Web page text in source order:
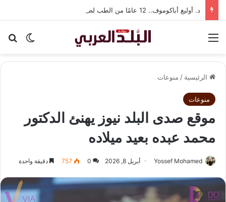
الوضع
الرئيسية / منوعات
منوعات
موقع صدى البلد نيوز يهنئ الدكتور
محمد عبده بعيد ميلاده
Yossef Mohamed أبريل 8, 2026 0
757 دقيقة واحدة